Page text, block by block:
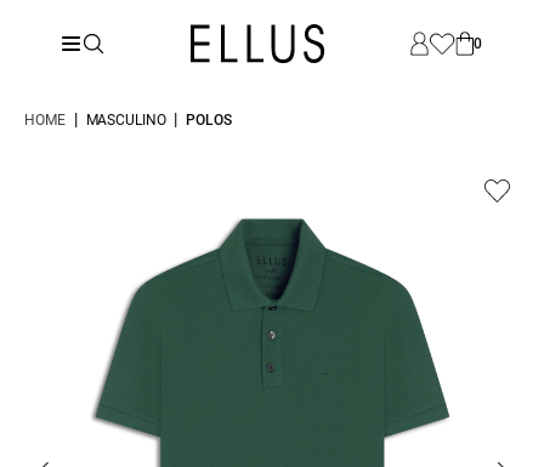
0
HOME | MASCULINO | POLOS